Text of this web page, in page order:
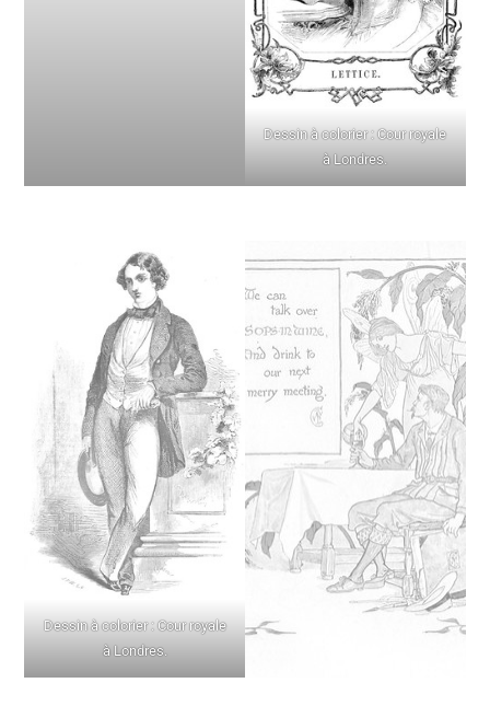
Dessin à colorier : Cour royale
à Londres.
Dessin à colorier : Cour royale
à Londres.